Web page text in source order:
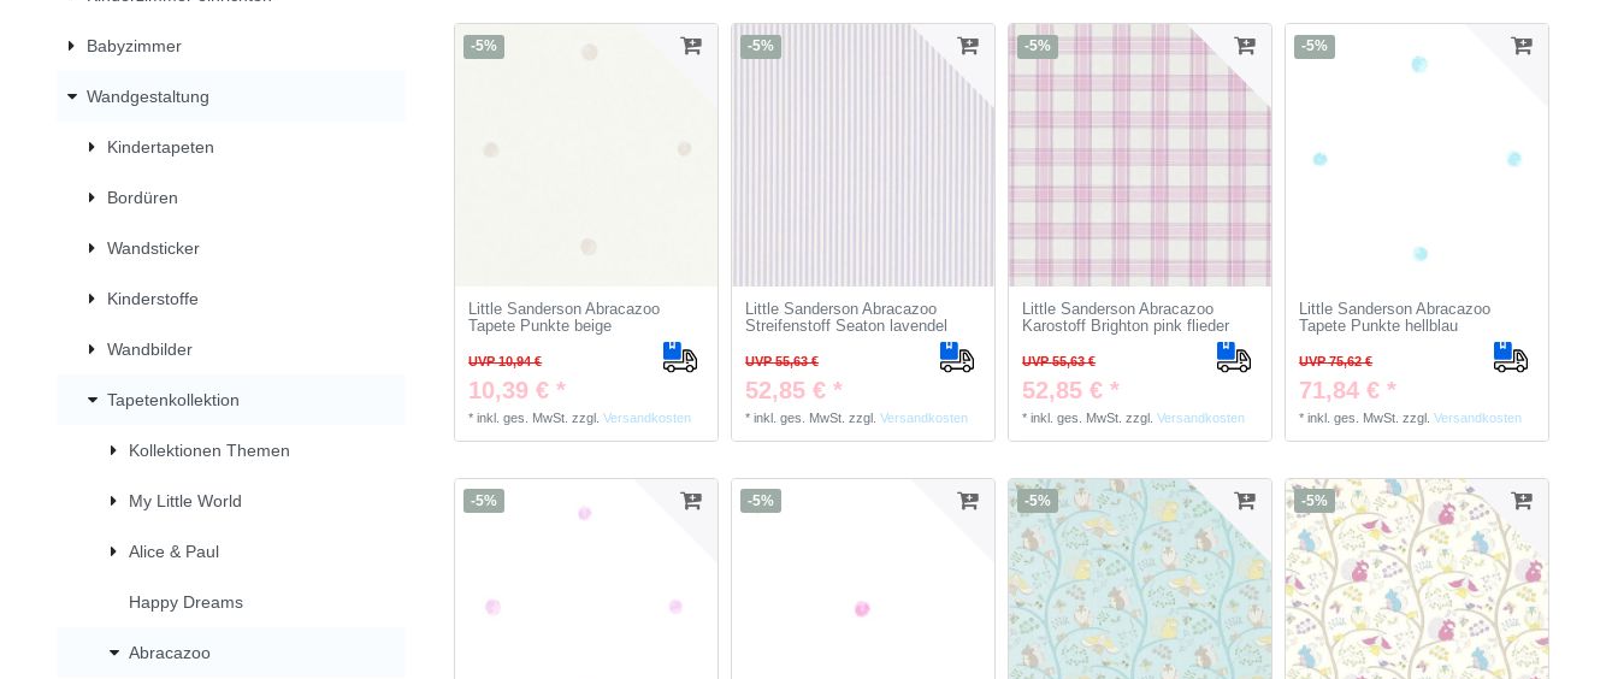
Babyzimmer
Wandgestaltung
Kindertapeten
Bordüren
Wandsticker
Kinderstoffe
Wandbilder
Tapetenkollektion
Kollektionen Themen
My Little World
Alice & Paul
Happy Dreams
Abracazoo
-5%
Little Sanderson Abracazoo
Tapete Punkte beige
UVP 10,94 €
10,39 € *
*inkl. ges. MwSt. zzgl.Versandkosten
-5%
Little Sanderson Abracazoo
Streifenstoff Seaton lavendel
UVP 55,63 €
52,85 € *
*inkl. ges. MwSt. zzgl.Versandkosten
-5%
Little Sanderson Abracazoo
Karostoff Brighton pink flieder
UVP 55,63 €
52,85 € *
*inkl. ges. MwSt. zzgl.Versandkosten
-5%
Little Sanderson Abracazoo
Tapete Punkte hellblau
UVP 75,62 €
71,84 € *
*inkl. ges. MwSt. zzgl.Versandkosten
-5% -5% -5% -5%